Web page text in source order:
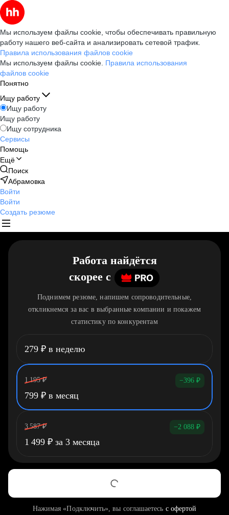
Мы используем файлы cookie, чтобы обеспечивать правильную
работу нашего веб-сайта и анализировать сетевой трафик.
Правила использования файлов cookie
Мы используем файлы cookie. Правила использования
файлов cookie
Понятно
Ищу работу
Ищу работу
Ищу работу
Ищу сотрудника
Сервисы
Помощь
Ещё
Поиск
Абрамовка
Войти
Войти
Создать резюме
Работа найдётся
скорее c
Поднимем резюме, напишем сопроводительные,
откликнемся за вас в выбранные компании и покажем
статистику по конкурентам
279 ₽ в неделю
1 195 ₽ −396 ₽
799 ₽ в месяц
3 587 ₽ −2 088 ₽
1 499 ₽ за 3 месяца
Нажимая «Подключить», вы соглашаетесь с офертой